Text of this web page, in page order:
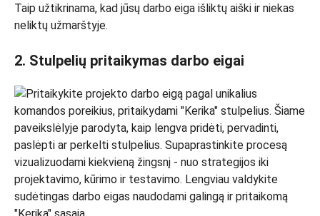
Taip užtikrinama, kad jūsų darbo eiga išliktų aiški ir niekas
neliktų užmarštyje.
2. Stulpelių pritaikymas darbo eigai